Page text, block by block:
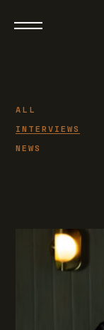
ALL
INTERVIEWS
NEWS